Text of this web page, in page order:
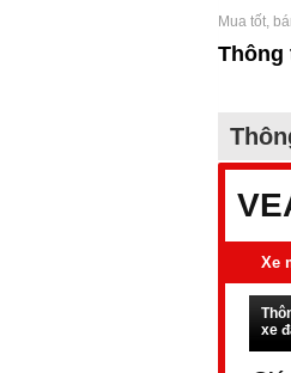
Mua tốt,
Thông
Xe
xe